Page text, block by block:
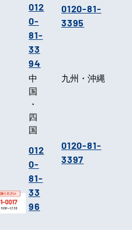
012
0-
81-
33
94
0120-81-
3395
中
国
・
四
国
012
0-
81-
33
96
九州・沖縄
0120-81-
3397